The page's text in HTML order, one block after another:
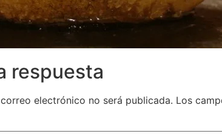
respuesta
electrónico no será publicada. Los